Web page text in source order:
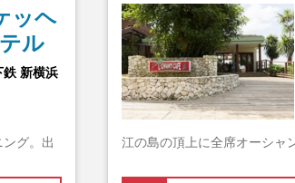
ッヘ
ル
新横浜
グ。出
江の島の頂上に全席オーシャ